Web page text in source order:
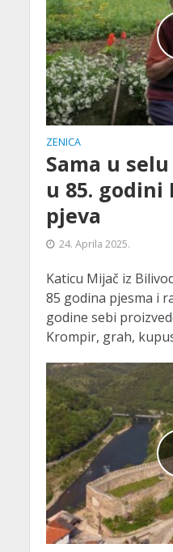
ZENICA
Sama u
u 85. godini
pjeva
24. Aprila 2025.
Katicu Mijač iz
85 godina pjesma i
godine sebi
Krompir, grah,